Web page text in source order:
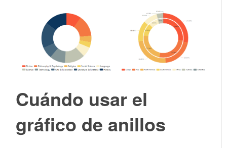
Cuándo usarel
gráfico de anillos